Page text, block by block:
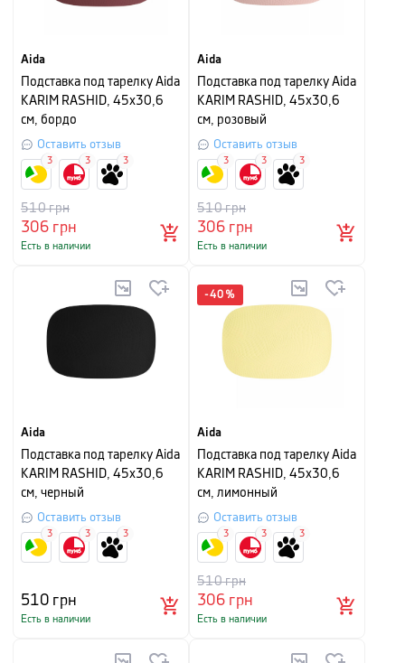
Aida
Подставка под тарелку Aida
KARIM RASHID, 45х30,6
см, бордо
Оставить отзыв
306грн
510грн
Есть в наличии
3 3 3
Aida
Подставка под тарелку Aida
KARIM RASHID, 45х30,6
см, розовый
Оставить отзыв
306грн
510грн
Есть в наличии
3 3 3
Aida
Подставка под тарелку Aida
KARIM RASHID, 45х30,6
см, черный
Оставить отзыв
510грн
Есть в наличии
3 3 3
-40 %
Aida
Подставка под тарелку Aida
KARIM RASHID, 45х30,6
см, лимонный
Оставить отзыв
306грн
510грн
Есть в наличии
3 3 3